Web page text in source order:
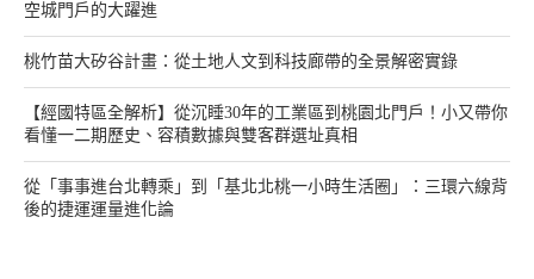
空城門戶的大躍進
桃竹苗大矽谷計畫：從土地人文到科技廊帶的全景解密實錄
【經國特區全解析】從沉睡30年的工業區到桃園北門戶！小又帶你
看懂一二期歷史、容積數據與雙客群選址真相
從「事事進台北轉乘」到「基北北桃一小時生活圈」：三環六線背
後的捷運運量進化論